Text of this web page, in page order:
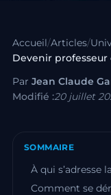
Accueil/Articles/
Par Jean Claude
Modifié :20 juillet
SOMMAIRE
À qui s’adresse
Comment se